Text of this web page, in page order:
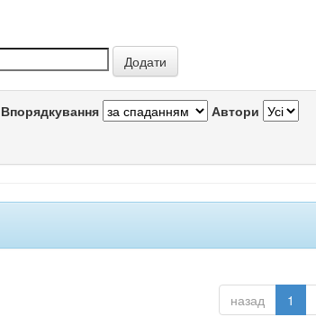
Впорядкування Автори
назад 1